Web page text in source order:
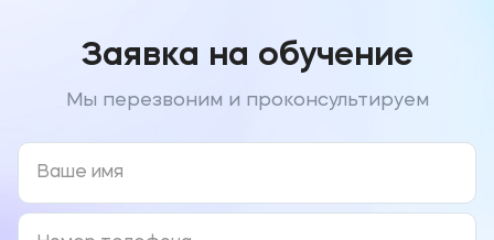
Заявка на обучение
Мы перезвоним и проконсультируем